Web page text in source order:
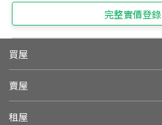
完整實價登錄
買屋
賣屋
租屋